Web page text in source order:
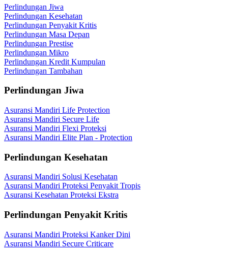
Perlindungan Jiwa
Perlindungan Kesehatan
Perlindungan Penyakit Kritis
Perlindungan Masa Depan
Perlindungan Prestise
Perlindungan Mikro
Perlindungan Kredit Kumpulan
Perlindungan Tambahan
Perlindungan Jiwa
Asuransi Mandiri Life Protection
Asuransi Mandiri Secure Life
Asuransi Mandiri Flexi Proteksi
Asuransi Mandiri Elite Plan - Protection
Perlindungan Kesehatan
Asuransi Mandiri Solusi Kesehatan
Asuransi Mandiri Proteksi Penyakit Tropis
Asuransi Kesehatan Proteksi Ekstra
Perlindungan Penyakit Kritis
Asuransi Mandiri Proteksi Kanker Dini
Asuransi Mandiri Secure Criticare